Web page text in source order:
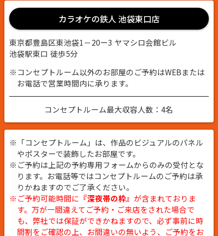
カラオケの鉄人 池袋東口店
東京都豊島区東池袋1－20ー3 ヤマシロ会館ビル
池袋駅東口 徒歩5分
※コンセプトルーム以外のお部屋のご予約はWEBまたは
お電話で営業時間内に承ります。
コンセプトルーム最大収容人数：4名
※「コンセプトルーム」は、作品のビジュアルのパネル
やポスターで装飾したお部屋です。
※ご予約は上記の予約専用フォームからのみの受付とな
ります。お電話等ではコンセプトルームのご予約は承
りかねますのでご了承ください。
※ご予約可能時間に 『深夜帯の枠』 が含まれておりま
す。万が一間違えてご予約・ご来店をされた場合で
も、弊社では保証ができかねますので、必ず事前に時
間割をご確認の上、お間違いの無いよう、ご予約をお